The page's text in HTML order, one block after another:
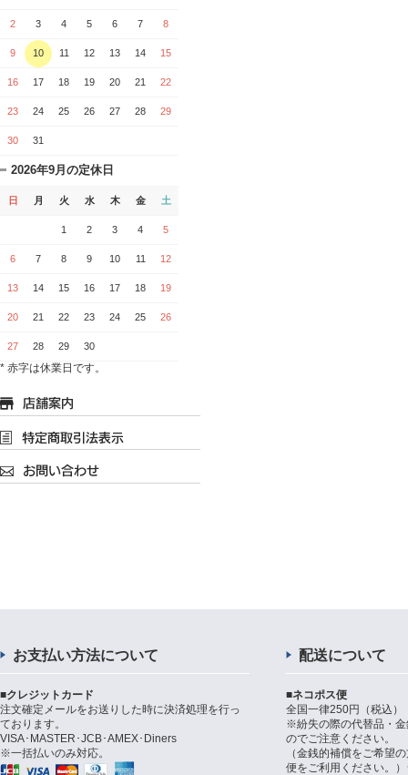
2 3 4 5 6 7 8
9 10 11 12 13 14 15
16 17 18 19 20 21 22
23 24 25 26 27 28 29
30 31
2026年9月の定休日
日 月 火 水 木 金 土
1 2 3 4 5
6 7 8 9 10 11 12
13 14 15 16 17 18 19
20 21 22 23 24 25 26
27 28 29 30
* 赤字は休業日です。
お支払い方法について
■クレジットカード
注文確定メールをお送りした時に決済処理を行っ
ております。
VISA･MASTER･JCB･AMEX･Diners
※一括払いのみ対応。
配送について
■ネコポス便
全国一律250円（税込）
※紛失の際の代替品・
のでご注意ください。
（金銭的補償をご希望
便をご利用ください。